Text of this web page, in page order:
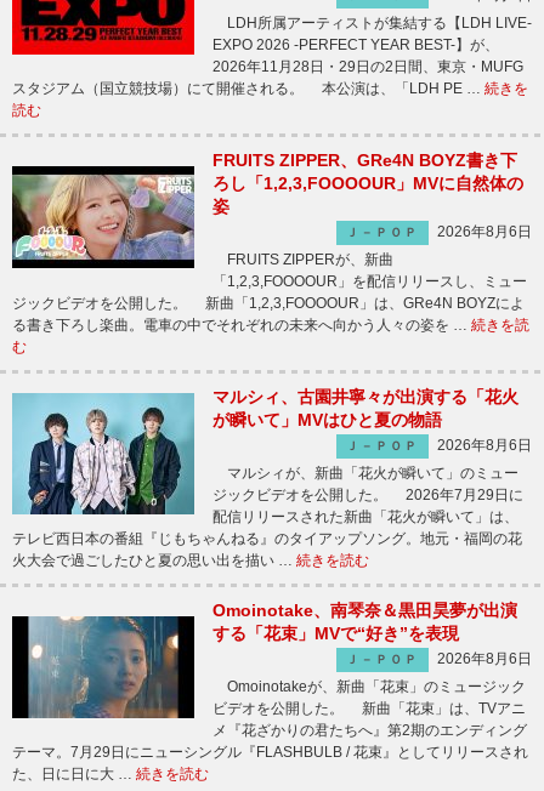
LDH所属アーティストが集結する【LDH LIVE-
EXPO 2026 -PERFECT YEAR BEST-】が、
2026年11月28日・29日の2日間、東京・MUFG
スタジアム（国立競技場）にて開催される。 本公演は、「LDH PE … 続きを
読む
FRUITS ZIPPER、GRe4N BOYZ書き下
ろし「1,2,3,FOOOOUR」MVに自然体の
姿
Ｊ－ＰＯＰ
2026年8月6日
FRUITS ZIPPERが、新曲
「1,2,3,FOOOOUR」を配信リリースし、ミュー
ジックビデオを公開した。 新曲「1,2,3,FOOOOUR」は、GRe4N BOYZによ
る書き下ろし楽曲。電車の中でそれぞれの未来へ向かう人々の姿を … 続きを読
む
マルシィ、古園井寧々が出演する「花火
が瞬いて」MVはひと夏の物語
Ｊ－ＰＯＰ
2026年8月6日
マルシィが、新曲「花火が瞬いて」のミュー
ジックビデオを公開した。 2026年7月29日に
配信リリースされた新曲「花火が瞬いて」は、
テレビ西日本の番組『じもちゃんねる』のタイアップソング。地元・福岡の花
火大会で過ごしたひと夏の思い出を描い … 続きを読む
Omoinotake、南琴奈＆黒田昊夢が出演
する「花束」MVで“好き”を表現
Ｊ－ＰＯＰ
2026年8月6日
Omoinotakeが、新曲「花束」のミュージック
ビデオを公開した。 新曲「花束」は、TVアニ
メ『花ざかりの君たちへ』第2期のエンディング
テーマ。7月29日にニューシングル『FLASHBULB / 花束』としてリリースされ
た、日に日に大 … 続きを読む